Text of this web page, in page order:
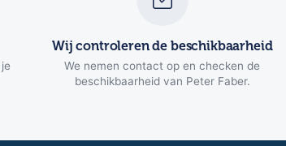
Wij controleren de beschikbaarheid
We nemen contact op en checken de
beschikbaarheid van Peter Faber.